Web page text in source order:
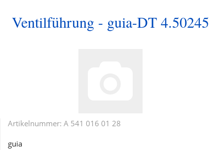
Ventilführung - guia-DT 4.50245
Artikelnummer: A 541 016 01 28
guia